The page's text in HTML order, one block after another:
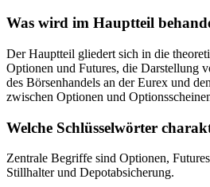
Was wird im Hauptteil
Der Hauptteil gliedert sich in die
Optionen und Futures, die Darstellung
des Börsenhandels an der Eurex und
zwischen Optionen und
Welche Schlüsselwörter
Zentrale Begriffe sind Optionen,
Stillhalter und Depotabsicherung.